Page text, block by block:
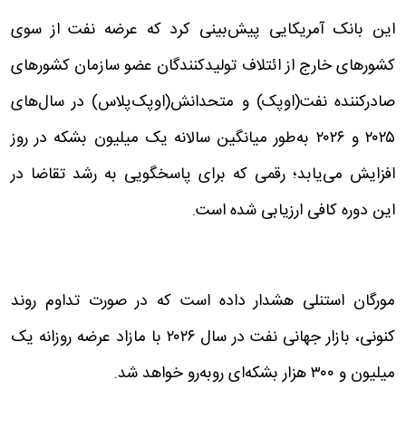
این بانک آمریکایی پیش‌بینی کرد که عرضه نفت از سوی
کشورهای خارج از ائتلاف تولیدکنندگان عضو سازمان کشورهای
صادرکننده نفت(اوپک) و متحدانش(اوپک‌پلاس) در سال‌های
۲۰۲۵ و ۲۰۲۶ به‌طور میانگین سالانه یک میلیون بشکه در روز
افزایش می‌یابد؛ رقمی که برای پاسخگویی به رشد تقاضا در
این دوره کافی ارزیابی شده است.
مورگان استنلی هشدار داده است که در صورت تداوم روند
کنونی، بازار جهانی نفت در سال ۲۰۲۶ با مازاد عرضه‌ روزانه یک
میلیون و ۳۰۰ هزار بشکه‌ای روبه‌رو خواهد شد.